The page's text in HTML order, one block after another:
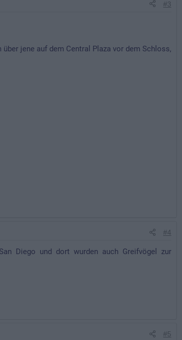
#3
jene auf dem Central Plaza vor dem Schloss,
#4
Diego und dort wurden auch Greifvögel zur
#5